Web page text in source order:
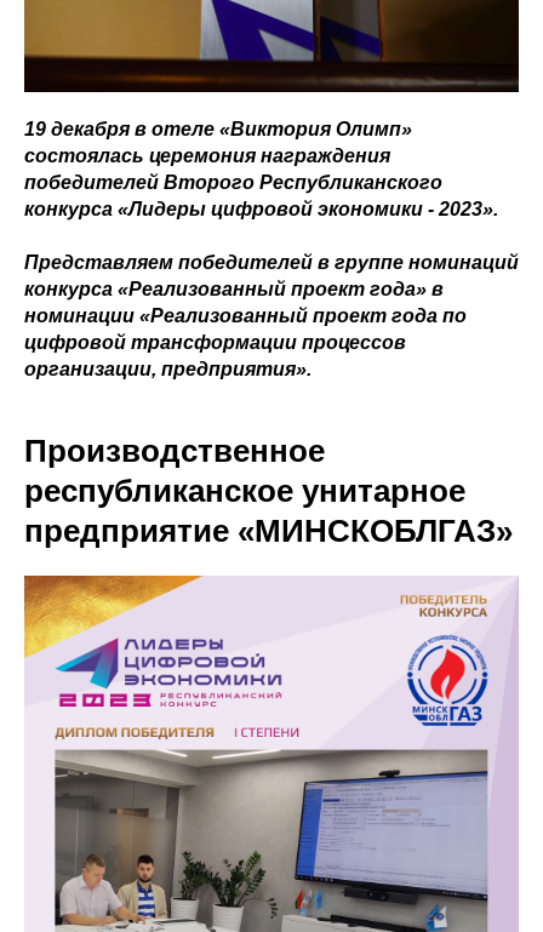
19 декабря в отеле «Виктория Олимп»
состоялась церемония награждения
победителей Второго Республиканского
конкурса «Лидеры цифровой экономики - 2023».
Представляем победителей в группе номинаций
конкурса «Реализованный проект года» в
номинации «Реализованный проект года по
цифровой трансформации процессов
организации, предприятия».
Производственное
республиканское унитарное
предприятие «МИНСКОБЛГАЗ»